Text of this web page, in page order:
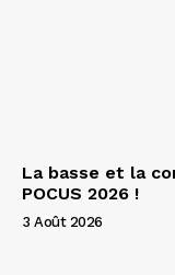
La basse et la
POCUS 2026 !
3 Août 2026